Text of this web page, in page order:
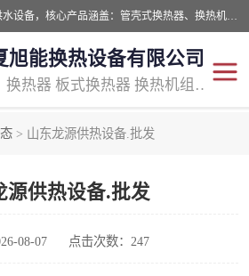
公司主营换热器.换热设备、供水设备，核心产品涵盖：管壳式换热器、换热机组、不锈钢组合式水箱、水处理设备等，提供非标设备集生产、销售、安装一体化服务，可满足全国酒店、学校、医院、商业综合体、工业项目等多场景换热与供水需求。
旭能换热设备有限公司
主营产品：换热器 板式换热器 换热机组 供水设备 水处理设备
> 山东龙源供热设备.批发
源供热设备.批发
08-07 点击次数：247
板式换热设备
定压补水装置